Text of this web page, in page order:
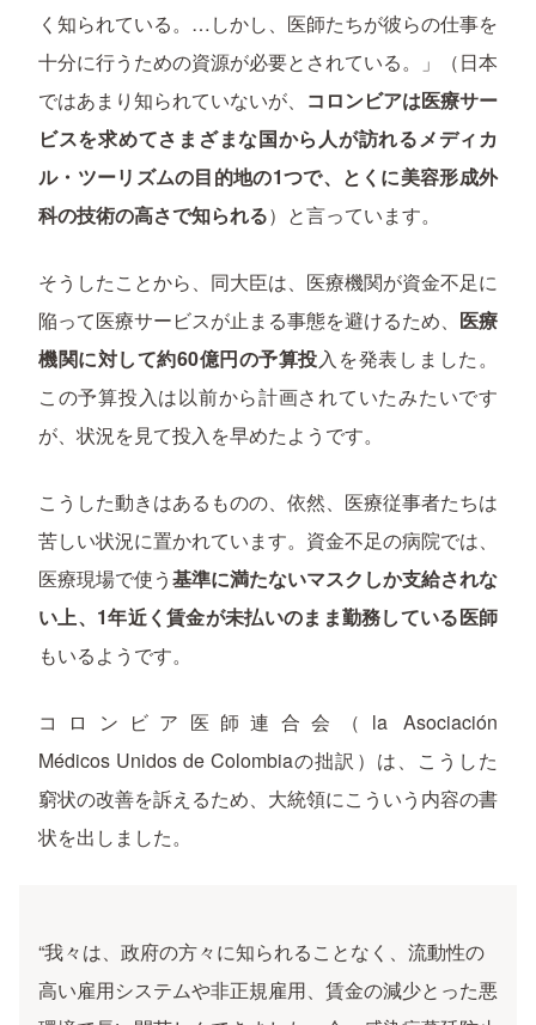
く知られている。…しかし、医師たちが彼らの仕事を
十分に行うための資源が必要とされている。」（日本
ではあまり知られていないが、 コロンビアは医療サー
ビスを求めてさまざまな国から人が訪れるメディカ
ル・ツーリズムの目的地の1つで、とくに美容形成外
科の技術の高さで知られる）と言っています。
そうしたことから、同大臣は、医療機関が資金不足に
陥って医療サービスが止まる事態を避けるため、 医療
機関に対して約60億円の予算投入を発表しました。
この予算投入は以前から計画されていたみたいです
が、状況を見て投入を早めたようです。
こうした動きはあるものの、依然、医療従事者たちは
苦しい状況に置かれています。資金不足の病院では、
医療現場で使う基準に満たないマスクしか支給されな
い上、1年近く賃金が未払いのまま勤務している医師
もいるようです。
コロンビア医師連合会（la Asociación
Médicos Unidos de Colombiaの拙訳）は、こうした
窮状の改善を訴えるため、大統領にこういう内容の書
状を出しました。
“我々は、政府の方々に知られることなく、流動性の
高い雇用システムや非正規雇用、賃金の減少とった悪